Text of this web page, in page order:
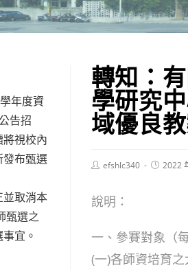
轉知：
學研究
域優良
Postefshlc340
Post2022
說明：
一、參賽對象（
(一)各師資培育
年度資
告招
視校內
發布甄選
並取消本
甄選之
宜。